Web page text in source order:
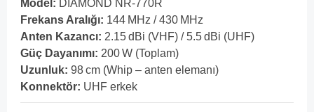
Model: DIAMOND NR-770R
Frekans Aralığı: 144 MHz / 430 MHz
Anten Kazancı: 2.15 dBi (VHF) / 5.5 dBi (UHF)
Güç Dayanımı: 200 W (Toplam)
Uzunluk: 98 cm (Whip – anten elemanı)
Konnektör: UHF erkek